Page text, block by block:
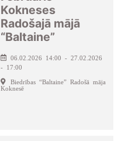
Kokneses
Radošajā mājā
“Baltaine”
06.02.2026 14:00 - 27.02.2026
- 17:00
Biedrības “Baltaine” Radošā māja
Koknesē